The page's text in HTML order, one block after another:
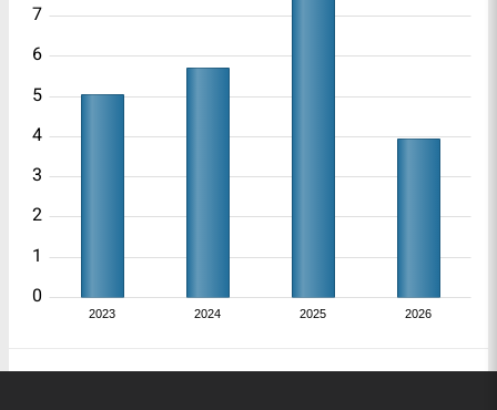
2023 2024 2025 2026
0
1
2
3
4
5
6
7